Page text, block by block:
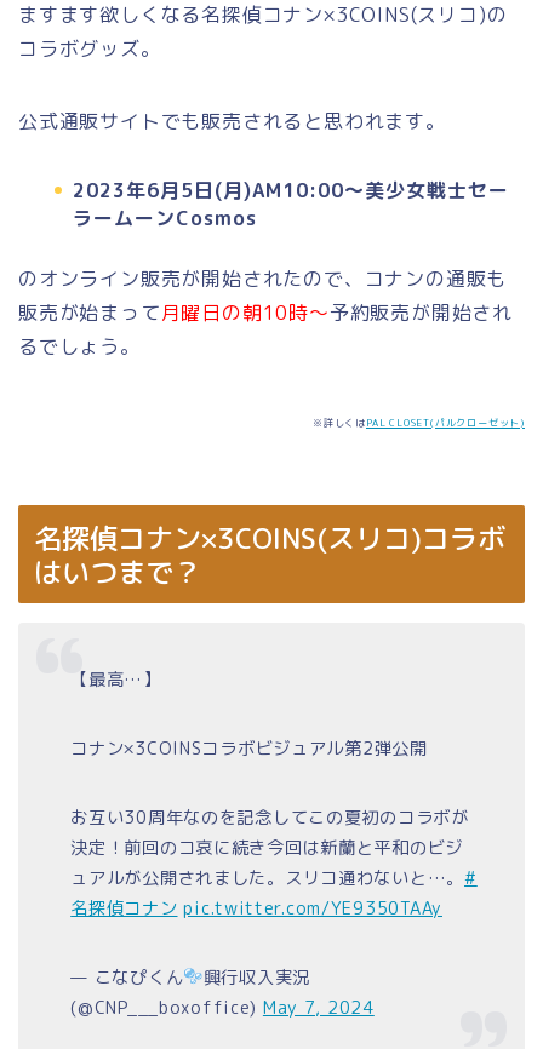
ますます欲しくなる名探偵コナン×3COINS(スリコ)の
コラボグッズ。
公式通販サイトでも販売されると思われます。
2023年6月5日(月)AM10:00～美少女戦士セー
ラームーンCosmos
のオンライン販売が開始されたので、コナンの通販も
販売が始まって月曜日の朝10時～予約販売が開始され
るでしょう。
※詳しくはPAL CLOSET(パルクローゼット)
名探偵コナン×3COINS(スリコ)コラボ
はいつまで？
【最高…】
コナン×3COINSコラボビジュアル第2弾公開
お互い30周年なのを記念してこの夏初のコラボが
決定！前回のコ哀に続き今回は新蘭と平和のビジ
ュアルが公開されました。スリコ通わないと…。#
名探偵コナン pic.twitter.com/YE9350TAAy
— こなぴくん
興行収入実況
(@CNP___boxoffice) May 7, 2024